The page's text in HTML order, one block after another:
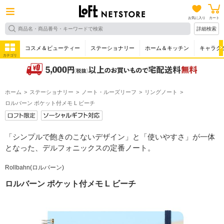
お気に入り カート
詳細検索
カテゴリ
コスメ＆ビューティー ステーショナリー ホーム＆キッチン キャラク
ホーム ステーショナリー ノート・ルーズリーフ
リングノート
ロルバーン ポケット付メモ L ビーチ
「シンプルで飽きのこないデザイン」と「使いやすさ」が一体
となった、デルフォニックスの定番ノート。
Rollbahn(ロルバーン)
ロルバーン ポケット付メモ L ビーチ